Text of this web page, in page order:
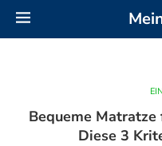
Bequeme
Diese 3